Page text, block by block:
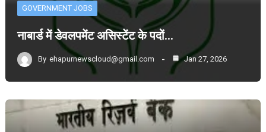
GOVERNMENT JOBS
नाबार्ड में डेवलपमेंट असिस्टेंट के पदों…
By ehapurnewscloud@gmail.com Jan 27, 2026